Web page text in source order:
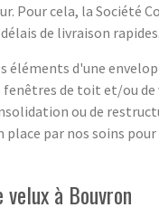
Pour cela, la Société
de livraison rapides.
éléments d'une
de toit et/ou de
ou de
par nos soins
à Bouvron